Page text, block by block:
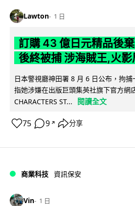
Lawton 1 日
訂購 43 億日元精品後
後終被捕 涉海賊王,火
日本警視廳神田署 8 月 6 日公布，拘捕
指她涉嫌在出版巨頭集英社旗下官方網
CHARACTERS ST...
閱讀全文
75 9 ↗ 分享
商業科技 資訊保安
Vin 1 日